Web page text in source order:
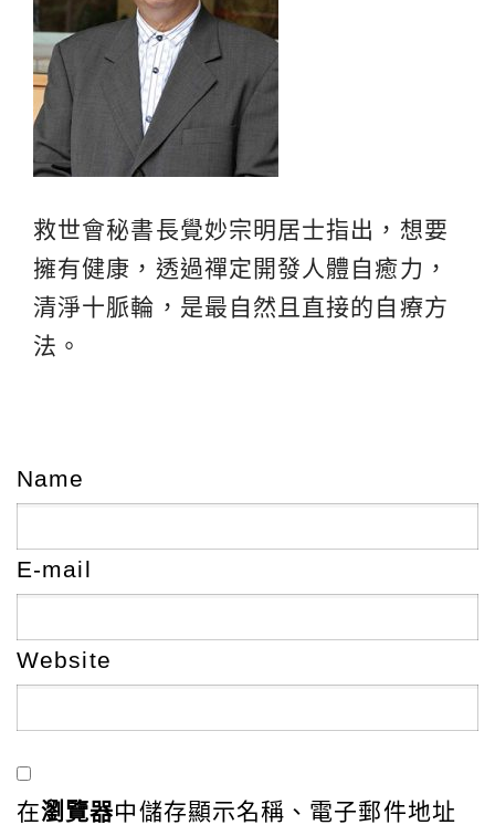
救世會秘書長覺妙宗明居士指出，想要
擁有健康，透過禪定開發人體自癒力，
清淨十脈輪，是最自然且直接的自療方
法。
Name
E-mail
Website
在瀏覽器中儲存顯示名稱、電子郵件地址